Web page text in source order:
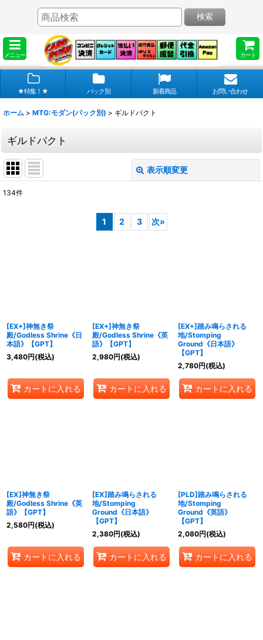
メニュー カート
検索
★特集！★ パック別 新着商品 お問い合わせ
ホーム > MTG:モダン(パック別) > ギルドパクト
ギルドパクト
表示順変更
134件
1 2 3 次»
[EX+]神無き祭
殿/Godless Shrine《日
本語》【GPT】
3,480円(税込)
カートに入れる
[EX+]神無き祭
殿/Godless Shrine《英
語》【GPT】
2,980円(税込)
カートに入れる
[EX+]踏み鳴らされる
地/Stomping
Ground《日本語》
【GPT】
2,780円(税込)
カートに入れる
[EX]神無き祭
殿/Godless Shrine《英
語》【GPT】
2,580円(税込)
カートに入れる
[EX]踏み鳴らされる
地/Stomping
Ground《日本語》
【GPT】
2,380円(税込)
カートに入れる
[PLD]踏み鳴らされる
地/Stomping
Ground《英語》
【GPT】
2,080円(税込)
カートに入れる